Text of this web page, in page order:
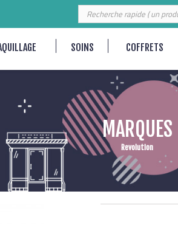
SOINS COFFRETS
MARQUES
Revolution